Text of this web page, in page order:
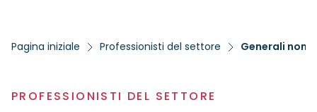
Pagina iniziale Professionisti del settore Generali
PROFESSIONISTI DEL SETTORE